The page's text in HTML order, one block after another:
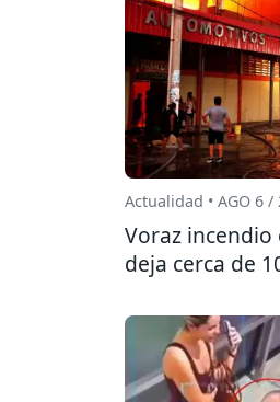
Actualidad • AGO 6 /
Voraz
deja cerca de